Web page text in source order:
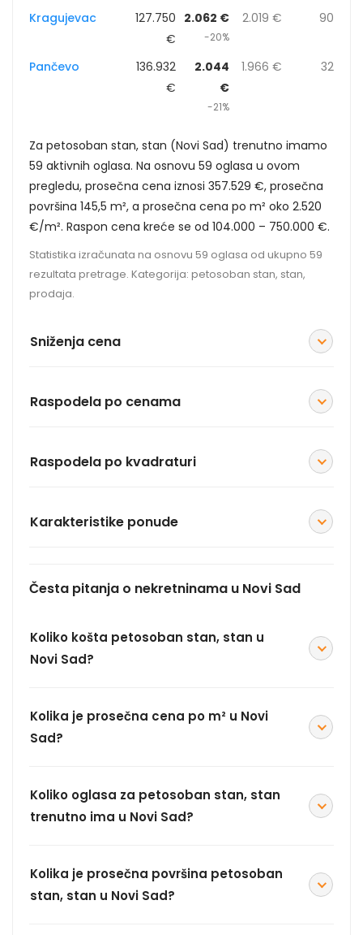
Kragujevac
127.750
€
2.062 €
-20%
2.019 € 90
Pančevo
136.932
€
2.044
€
-21%
1.966 € 32
Za petosoban stan, stan (Novi Sad) trenutno imamo
59 aktivnih oglasa. Na osnovu 59 oglasa u ovom
pregledu, prosečna cena iznosi 357.529 €, prosečna
površina 145,5 m², a prosečna cena po m² oko 2.520
€/m². Raspon cena kreće se od 104.000 – 750.000 €.
Statistika izračunata na osnovu 59 oglasa od ukupno 59
rezultata pretrage. Kategorija: petosoban stan, stan,
prodaja.
Sniženja cena
Raspodela po cenama
Raspodela po kvadraturi
Karakteristike ponude
Česta pitanja o nekretninama u Novi Sad
Koliko košta petosoban stan, stan u
Novi Sad?
Kolika je prosečna cena po m² u Novi
Sad?
Koliko oglasa za petosoban stan, stan
trenutno ima u Novi Sad?
Kolika je prosečna površina petosoban
stan, stan u Novi Sad?